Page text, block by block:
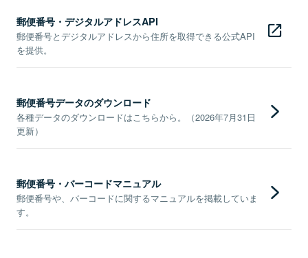
郵便番号・デジタルアドレスAPI
郵便番号とデジタルアドレスから住所を取得できる公式API
を提供。
郵便番号データのダウンロード
各種データのダウンロードはこちらから。（2026年7月31日
更新）
郵便番号・バーコードマニュアル
郵便番号や、バーコードに関するマニュアルを掲載していま
す。